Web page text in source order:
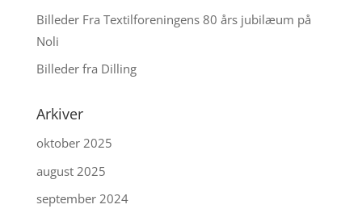
Billeder Fra Textilforeningens 80 års jubilæum på
Noli
Billeder fra Dilling
Arkiver
oktober 2025
august 2025
september 2024